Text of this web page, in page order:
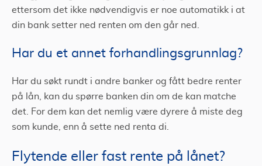
ettersom det ikke nødvendigvis er noe automatikk i at
din bank setter ned renten om den går ned.
Har du et annet forhandlingsgrunnlag?
Har du søkt rundt i andre banker og fått bedre renter
på lån, kan du spørre banken din om de kan matche
det. For dem kan det nemlig være dyrere å miste deg
som kunde, enn å sette ned renta di.
Flytende eller fast rente på lånet?